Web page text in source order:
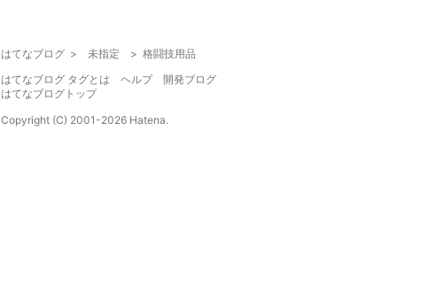
はてなブログ > 未指定 > 格闘技用品
はてなブログ タグとは
ヘルプ
開発ブログ
はてなブログトップ
Copyright (C) 2001-2026 Hatena.